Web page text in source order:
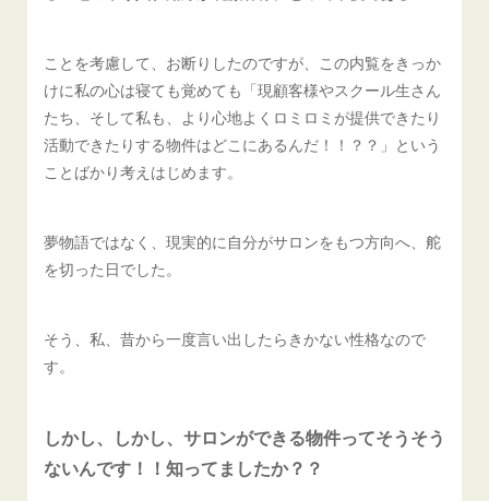
ことを考慮して、お断りしたのですが、この内覧をきっか
けに私の心は寝ても覚めても「現顧客様やスクール生さん
たち、そして私も、より心地よくロミロミが提供できたり
活動できたりする物件はどこにあるんだ！！？？」という
ことばかり考えはじめます。
夢物語ではなく、現実的に自分がサロンをもつ方向へ、舵
を切った日でした。
そう、私、昔から一度言い出したらきかない性格なので
す。
しかし、しかし、サロンができる物件ってそうそう
ないんです！！知ってましたか？？